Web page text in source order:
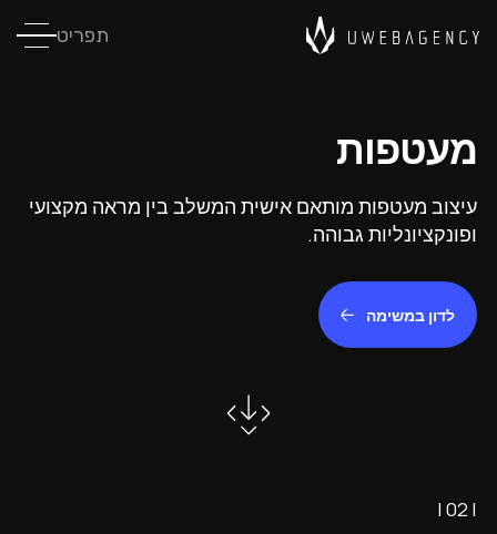
תפריט
מעטפות
עיצוב מעטפות מותאם אישית המשלב בין מראה מקצועי
ופונקציונליות גבוהה.
לדון במשימה
| 02 |